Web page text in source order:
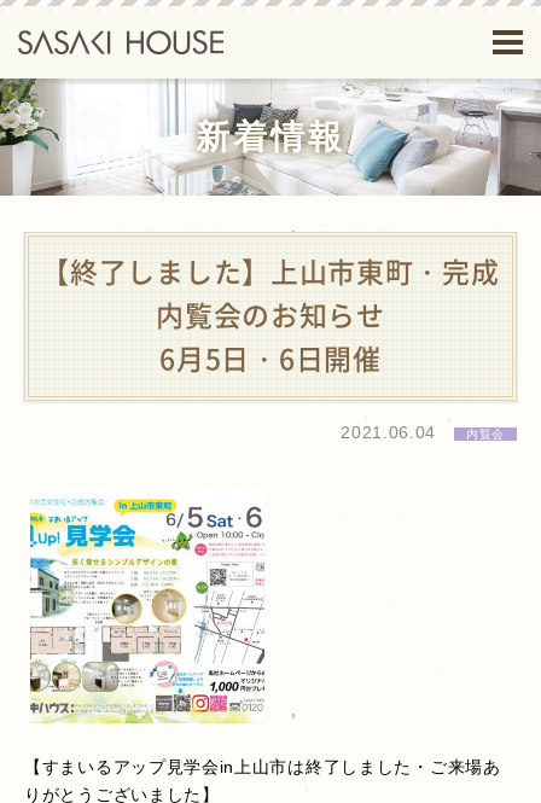
新着情報
【終了しました】上山市東町・完成
内覧会のお知らせ
6月5日・6日開催
2021.06.04 内覧会
【すまいるアップ見学会in上山市は終了しました・ご来場あ
りがとうございました】